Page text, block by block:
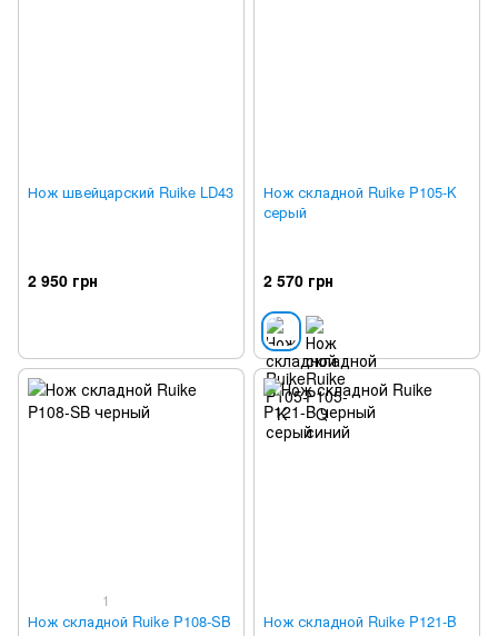
Нож швейцарский Ruike LD43
2 950 грн
Нож складной Ruike P105-K
серый
2 570 грн
1
Нож складной Ruike P108-SB
Нож складной Ruike P121-B